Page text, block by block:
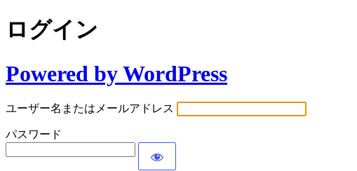
ログイン
Powered by WordPress
ユーザー名またはメールアドレス
パスワード